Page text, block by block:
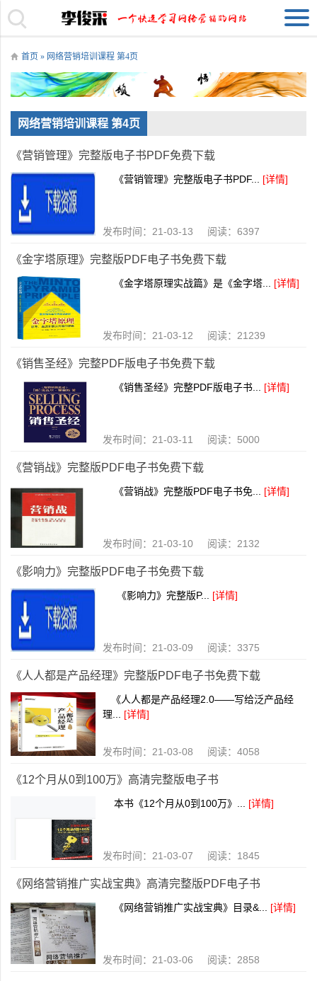
首页 » 网络营销培训课程 第4页
网络营销培训课程 第4页
《营销管理》完整版电子书PDF免费下载
《营销管理》完整版电子书PDF... [详情]
发布时间：21-03-13 阅读：6397
《金字塔原理》完整版PDF电子书免费下载
《金字塔原理实战篇》是《金字塔... [详情]
发布时间：21-03-12 阅读：21239
《销售圣经》完整PDF版电子书免费下载
《销售圣经》完整PDF版电子书... [详情]
发布时间：21-03-11 阅读：5000
《营销战》完整版PDF电子书免费下载
《营销战》完整版PDF电子书免... [详情]
发布时间：21-03-10 阅读：2132
《影响力》完整版PDF电子书免费下载
《影响力》完整版P... [详情]
发布时间：21-03-09 阅读：3375
《人人都是产品经理》完整版PDF电子书免费下载
《人人都是产品经理2.0——写给泛产品经
理... [详情]
发布时间：21-03-08 阅读：4058
《12个月从0到100万》高清完整版电子书
本书《12个月从0到100万》... [详情]
发布时间：21-03-07 阅读：1845
《网络营销推广实战宝典》高清完整版PDF电子书
《网络营销推广实战宝典》目录&... [详情]
发布时间：21-03-06 阅读：2858